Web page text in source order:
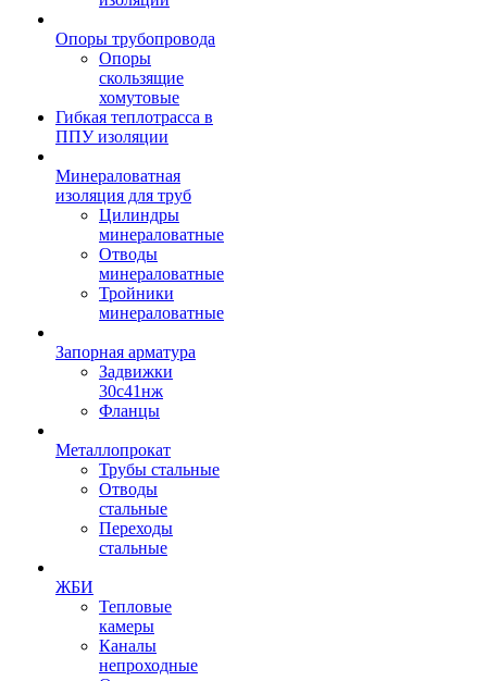
Опоры трубопровода
Опоры
скользящие
хомутовые
Гибкая теплотрасса в
ППУ изоляции
Минераловатная
изоляция для труб
Цилиндры
минераловатные
Отводы
минераловатные
Тройники
минераловатные
Запорная арматура
Задвижки
30с41нж
Фланцы
Металлопрокат
Трубы стальные
Отводы
стальные
Переходы
стальные
ЖБИ
Тепловые
камеры
Каналы
непроходные